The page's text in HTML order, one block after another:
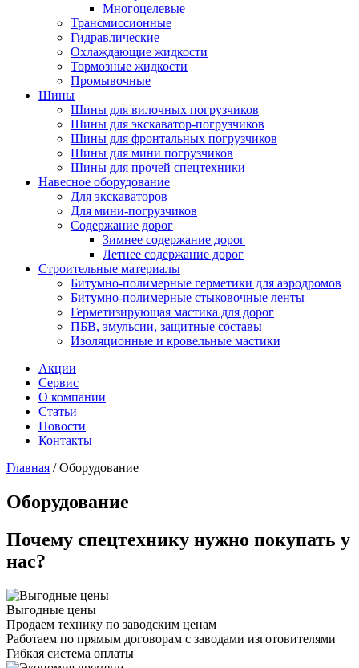
Многоцелевые
Трансмиссионные
Гидравлические
Охлаждающие жидкости
Тормозные жидкости
Промывочные
Шины
Шины для вилочных погрузчиков
Шины для экскаватор-погрузчиков
Шины для фронтальных погрузчиков
Шины для мини погрузчиков
Шины для прочей спецтехники
Навесное оборудование
Для экскаваторов
Для мини-погрузчиков
Содержание дорог
Зимнее содержание дорог
Летнее содержание дорог
Строительные материалы
Битумно-полимерные герметики для аэродромов
Битумно-полимерные стыковочные ленты
Герметизирующая мастика для дорог
ПБВ, эмульсии, защитные составы
Изоляционные и кровельные мастики
Акции
Сервис
О компании
Статьи
Новости
Контакты
Главная /Оборудование
Оборудование
Почему спецтехнику нужно покупать у
нас?
Выгодные цены
Продаем технику по заводским ценам
Работаем по прямым договорам с заводами изготовителями
Гибкая система оплаты